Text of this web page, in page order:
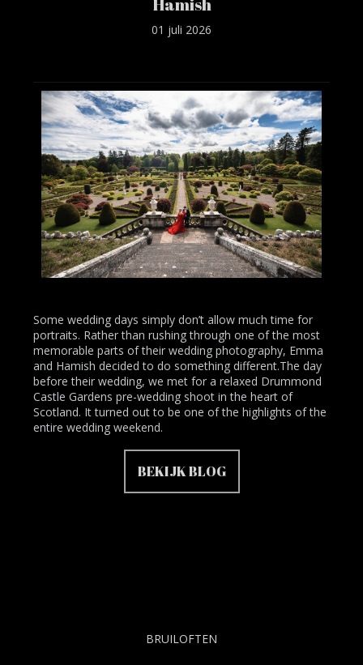
Hamish
01 juli 2026
Some wedding days simply don’t allow much time for
portraits. Rather than rushing through one of the most
memorable parts of their wedding photography, Emma
and Hamish decided to do something different.The day
before their wedding, we met for a relaxed Drummond
Castle Gardens pre-wedding shoot in the heart of
Scotland. It turned out to be one of the highlights of the
entire wedding weekend.
BEKIJK BLOG
BRUILOFTEN